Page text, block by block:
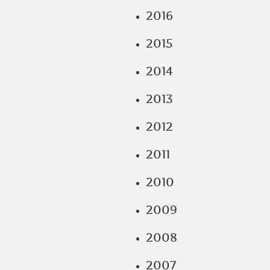
2016
2015
2014
2013
2012
2011
2010
2009
2008
2007